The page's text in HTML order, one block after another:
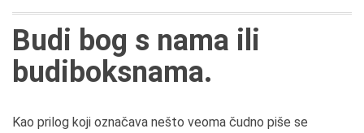
Budi bog s nama ili
budiboksnama.
Kao prilog koji označava nešto veoma čudno piše se